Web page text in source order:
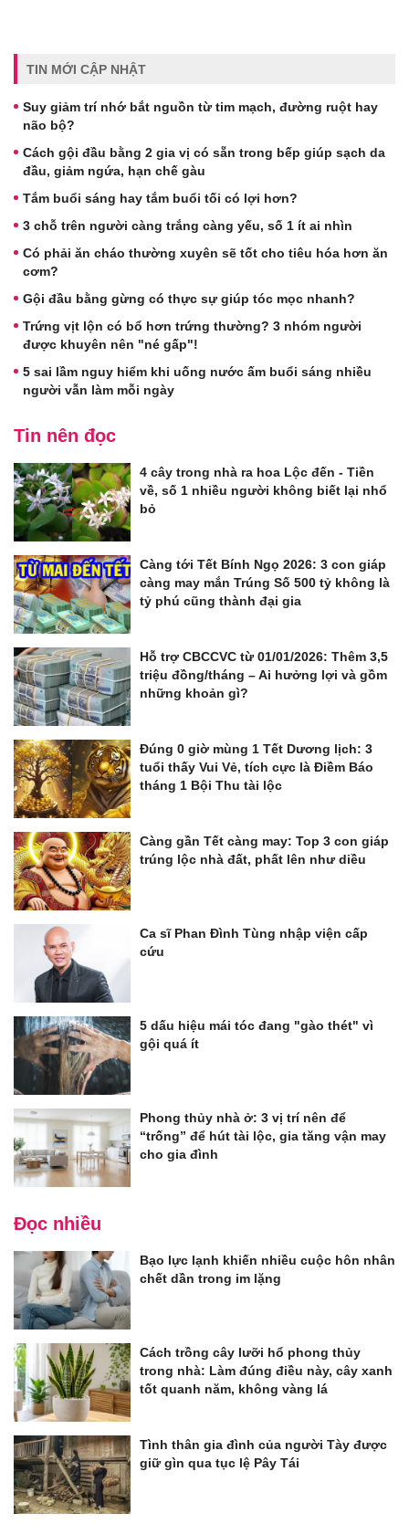
TIN MỚI CẬP NHẬT
Suy giảm trí nhớ bắt nguồn từ tim mạch, đường ruột hay
não bộ?
Cách gội đầu bằng 2 gia vị có sẵn trong bếp giúp sạch da
đầu, giảm ngứa, hạn chế gàu
Tắm buổi sáng hay tắm buổi tối có lợi hơn?
3 chỗ trên người càng trắng càng yếu, số 1 ít ai nhìn
Có phải ăn cháo thường xuyên sẽ tốt cho tiêu hóa hơn ăn
cơm?
Gội đầu bằng gừng có thực sự giúp tóc mọc nhanh?
Trứng vịt lộn có bổ hơn trứng thường? 3 nhóm người
được khuyên nên "né gấp"!
5 sai lầm nguy hiểm khi uống nước ấm buổi sáng nhiều
người vẫn làm mỗi ngày
Tin nên đọc
4 cây trong nhà ra hoa Lộc đến - Tiền
về, số 1 nhiều người không biết lại nhổ
bỏ
Càng tới Tết Bính Ngọ 2026: 3 con giáp
càng may mắn Trúng Số 500 tỷ không là
tỷ phú cũng thành đại gia
Hỗ trợ CBCCVC từ 01/01/2026: Thêm 3,5
triệu đồng/tháng – Ai hưởng lợi và gồm
những khoản gì?
Đúng 0 giờ mùng 1 Tết Dương lịch: 3
tuổi thấy Vui Vẻ, tích cực là Điềm Báo
tháng 1 Bội Thu tài lộc
Càng gần Tết càng may: Top 3 con giáp
trúng lộc nhà đất, phất lên như diều
Ca sĩ Phan Đình Tùng nhập viện cấp
cứu
5 dấu hiệu mái tóc đang "gào thét" vì
gội quá ít
Phong thủy nhà ở: 3 vị trí nên để
“trống” để hút tài lộc, gia tăng vận may
cho gia đình
Đọc nhiều
Bạo lực lạnh khiến nhiều cuộc hôn nhân
chết dần trong im lặng
Cách trồng cây lưỡi hổ phong thủy
trong nhà: Làm đúng điều này, cây xanh
tốt quanh năm, không vàng lá
Tình thân gia đình của người Tày được
giữ gìn qua tục lệ Pây Tái